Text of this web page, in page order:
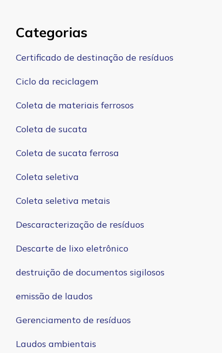
Categorias
Certificado de destinação de resíduos
Ciclo da reciclagem
Coleta de materiais ferrosos
Coleta de sucata
Coleta de sucata ferrosa
Coleta seletiva
Coleta seletiva metais
Descaracterização de resíduos
Descarte de lixo eletrônico
destruição de documentos sigilosos
emissão de laudos
Gerenciamento de resíduos
Laudos ambientais